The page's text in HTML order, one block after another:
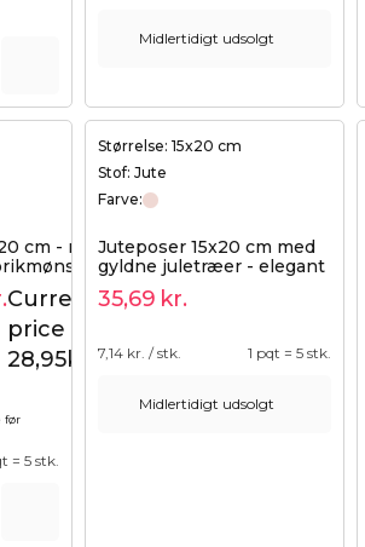
Midlertidigt udsolgt
cm - med
35,69 kr.
Current
price is:
28,95kr..
før
= 5 stk.
Størrelse: 15x20 cm
Stof: Jute
Farve:
Juteposer 15x20 cm med
gyldne juletræer - elegant
emballage med logo (5
stk.)
35,69 kr.
7,14 kr. / stk. 1 pqt = 5 stk.
Midlertidigt udsolgt